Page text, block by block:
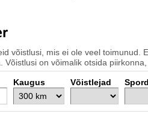
võistlusi, mis ei ole veel
Võistlusi on võimalik otsida
Kaugus Võistlejad